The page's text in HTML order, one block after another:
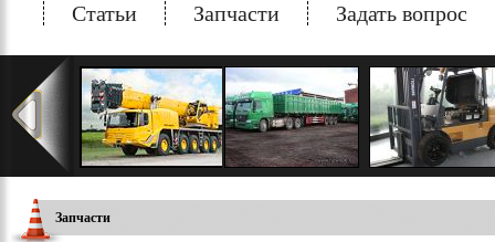
Статьи Запчасти Задать вопрос
Запчасти